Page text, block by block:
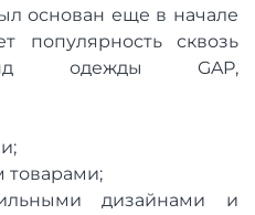
основан еще в начале
популярность сквозь
одежды GAP,
товарами;
дизайнами и